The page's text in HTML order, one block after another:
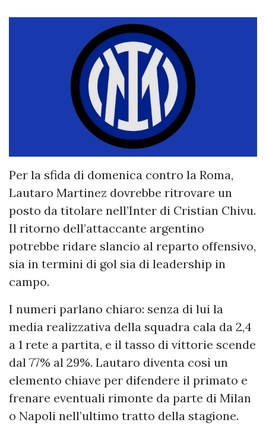
Per la sfida di domenica contro la Roma,
Lautaro Martinez dovrebbe ritrovare un
posto da titolare nell’Inter di Cristian Chivu.
Il ritorno dell’attaccante argentino
potrebbe ridare slancio al reparto offensivo,
sia in termini di gol sia di leadership in
campo.
I numeri parlano chiaro: senza di lui la
media realizzativa della squadra cala da 2,4
a 1 rete a partita, e il tasso di vittorie scende
dal 77% al 29%. Lautaro diventa così un
elemento chiave per difendere il primato e
frenare eventuali rimonte da parte di Milan
o Napoli nell’ultimo tratto della stagione.